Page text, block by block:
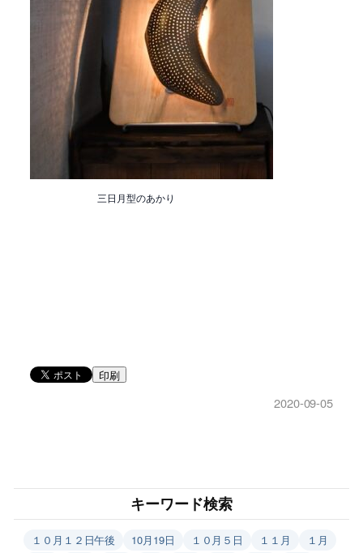
三日月型のあかり
印刷
2020-09-05
キーワード検索
１０月１２日午後 10月19日 １０月５日 １１月
１月